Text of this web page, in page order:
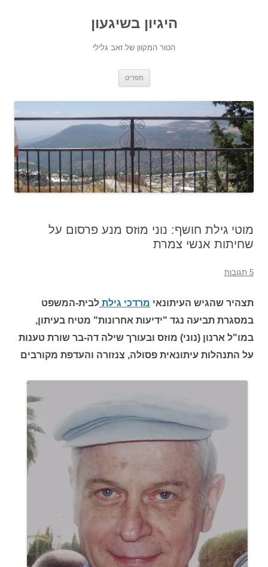
היגיון בשיגעון
הטור המקוון של זאב גלילי
תפריט
מוטי גילת חושף: נוני מוזס מנע פרסום על
שחיתות אנשי צמרת
5 תגובות
תצהיר שהגיש העיתונאי מרדכי גילת לבית-המשפט
במסגרת תביעה נגד "ידיעות אחרונות" מטיח בעיתון,
במו"ל ארנון (נוני) מוזס ובעורך שילה דה-בר שורת טענות
על התנהלות עיתונאית פסולה, צנזורה והעדפת מקורבים